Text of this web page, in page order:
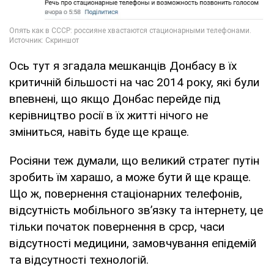
Ось тут я згадала мешканців Донбасу в їх
критичній більшості на час 2014 року, які були
впевнені, що якщо Донбас перейде під
керівництво росії в їх житті нічого не
зміниться, навіть буде ще краще.
Росіяни теж думали, що великий стратег путін
зробить їм харашо, а може бути й ще краще.
Що ж, повернення стаціонарних телефонів,
відсутність мобільного зв’язку та інтернету, це
тільки початок повернення в срср, часи
відсутності медицини, замовчування епідемій
та відсутності технологій.